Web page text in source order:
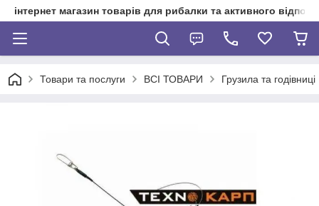
інтернет магазин товарів для рибалки та активного
Товари та послуги ВСІ ТОВАРИ Грузила та годівниці